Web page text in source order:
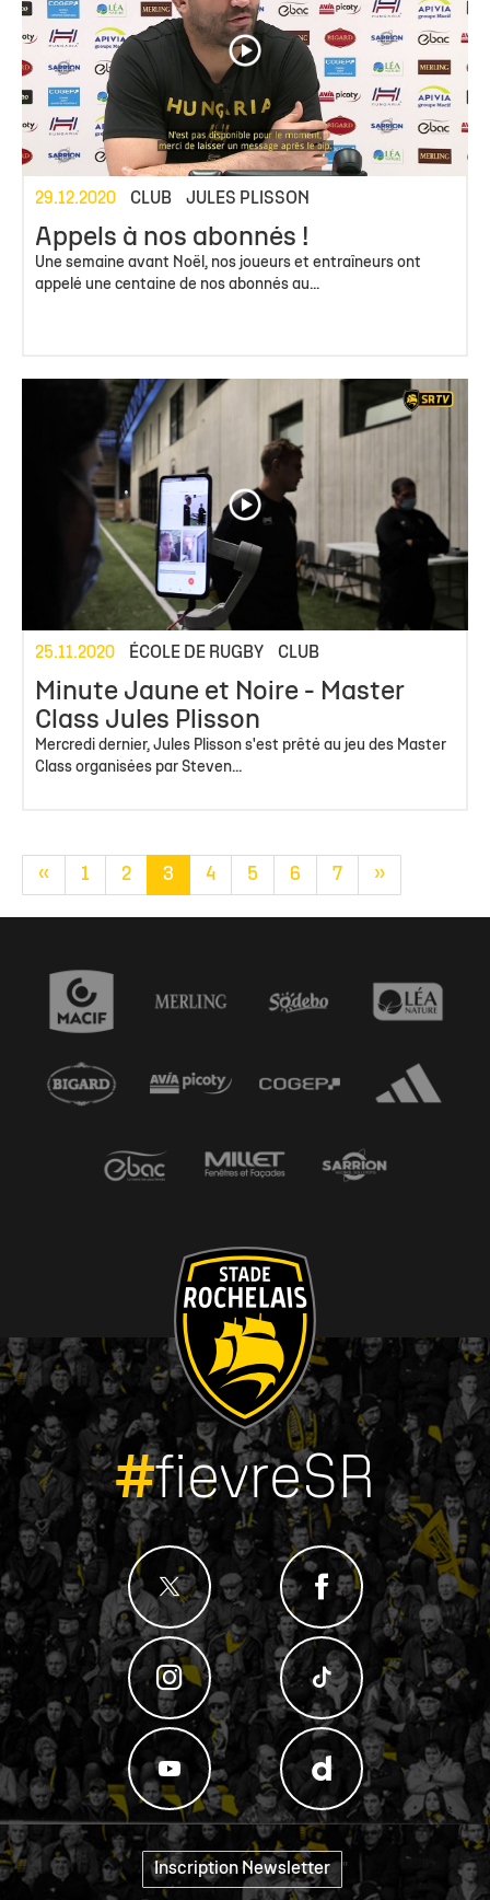
29.12.2020 CLUB JULES PLISSON
Appels à nos abonnés !
Une semaine avant Noël, nos joueurs et entraîneurs ont
appelé une centaine de nos abonnés au...
25.11.2020 ÉCOLE DE RUGBY CLUB
Minute Jaune et Noire - Master
Class Jules Plisson
Mercredi dernier, Jules Plisson s'est prêté au jeu des Master
Class organisées par Steven...
« 1 2 3 4 5 6 7 »
#fievreSR
Inscription Newsletter "